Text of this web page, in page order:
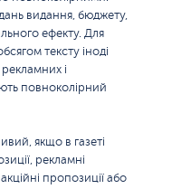
видання, бюджету,
ефекту. Для
тексту іноді
і
повноколірний
якщо в газеті
рекламні
пропозиції або